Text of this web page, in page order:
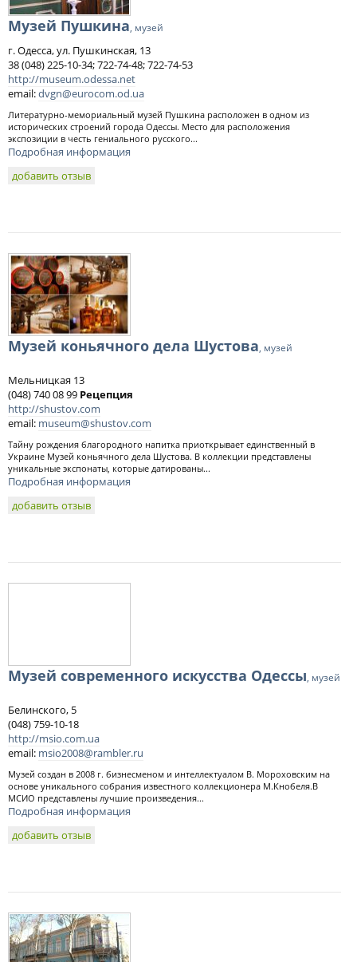
Музей Пушкина, музей
г. Одесса, ул. Пушкинская, 13
38 (048) 225-10-34; 722-74-48; 722-74-53
http://museum.odessa.net
email:dvgn@eurocom.od.ua
Литературно-мемориальный музей Пушкина расположен в одном из
исторических строений города Одессы. Место для расположения
экспозиции в честь гениального русского...
Подробная информация
добавить отзыв
Музей коньячного дела Шустова, музей
Мельницкая 13
(048) 740 08 99 Рецепция
http://shustov.com
email: museum@shustov.com
Тайну рождения благородного напитка приоткрывает единственный в
Украине Музей коньячного дела Шустова. В коллекции представлены
уникальные экспонаты, которые датированы...
Подробная информация
добавить отзыв
Музей современного искусства Одессы, музей
Белинского, 5
(048) 759-10-18
http://msio.com.ua
email: msio2008@rambler.ru
Музей создан в 2008 г. бизнесменом и интеллектуалом В. Мороховским на
основе уникального собрания известного коллекционера М.Кнобеля.В
МСИО представлены лучшие произведения...
Подробная информация
добавить отзыв